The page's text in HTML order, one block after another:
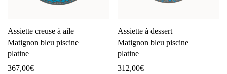
Assiette creuse à aile
Matignon bleu piscine
platine
367,00€
Assiette à dessert
Matignon bleu piscine
platine
312,00€